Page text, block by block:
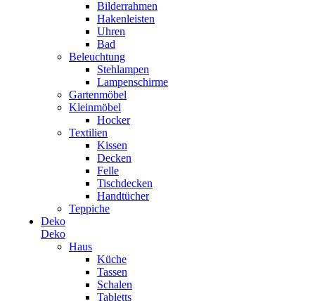
Bilderrahmen
Hakenleisten
Uhren
Bad
Beleuchtung
Stehlampen
Lampenschirme
Gartenmöbel
Kleinmöbel
Hocker
Textilien
Kissen
Decken
Felle
Tischdecken
Handtücher
Teppiche
Deko
Deko
Haus
Küche
Tassen
Schalen
Tabletts